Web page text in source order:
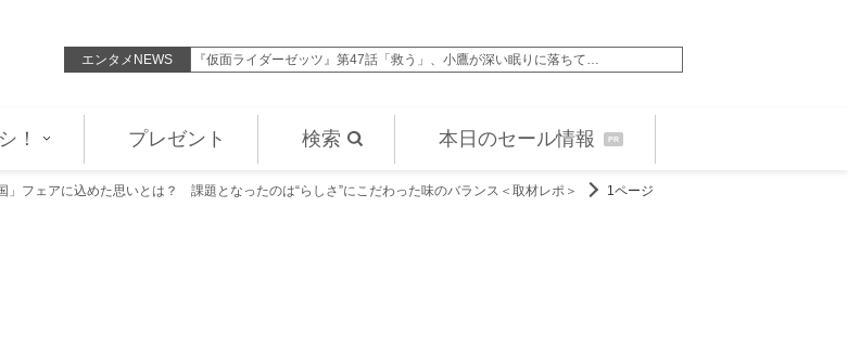
エンタメNEWS
「相変わ… 『仮面ライダーゼッツ』第47話「救う」、小鷹が深い眠りに落ちて…
！ プレゼント 検索 本日のセール情報 PR
」フェアに込めた思いとは？ 課題となったのは“らしさ”にこだわった味のバランス＜取材レポ＞ 1ページ